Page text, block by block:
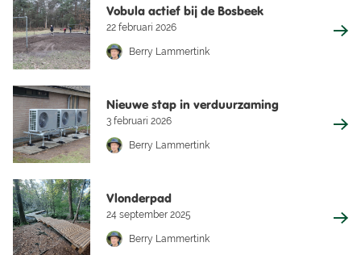
Vobula actief bij de Bosbeek
22 februari 2026
Berry Lammertink
Nieuwe stap in verduurzaming
3 februari 2026
Berry Lammertink
Vlonderpad
24 september 2025
Berry Lammertink